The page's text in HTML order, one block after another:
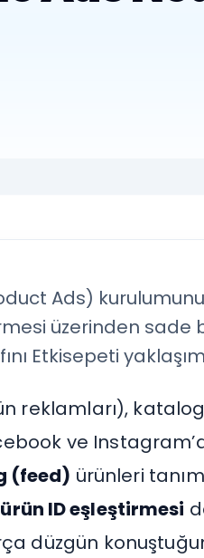
Ads)
üzerinden sade
Etkisepeti
reklamları),
ve
(feed) ürünleri
ürün ID eşleştirmesi
düzgün